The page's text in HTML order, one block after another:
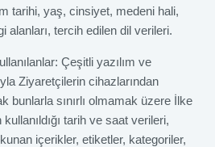
tarihi, yaş, cinsiyet, medeni hali,
alanları, tercih edilen dil verileri.
Çeşitli yazılım ve
Ziyaretçilerin cihazlarından
bunlarla sınırlı olmamak üzere İlke
kullanıldığı tarih ve saat verileri,
içerikler, etiketler, kategoriler,